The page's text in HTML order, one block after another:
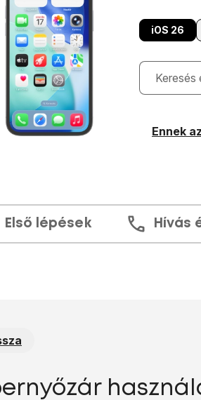
iOS 26
Gépelés
Ennek
Első lépések Hívás